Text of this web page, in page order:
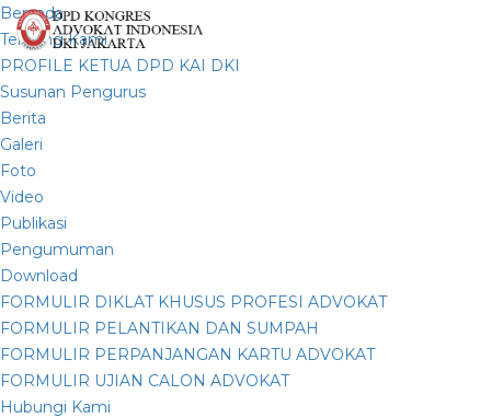
Beranda
Tentang Kami
PROFILE KETUA DPD KAI DKI
Susunan Pengurus
Berita
Galeri
Foto
Video
Publikasi
Pengumuman
Download
FORMULIR DIKLAT KHUSUS PROFESI ADVOKAT
FORMULIR PELANTIKAN DAN SUMPAH
FORMULIR PERPANJANGAN KARTU ADVOKAT
FORMULIR UJIAN CALON ADVOKAT
Hubungi Kami